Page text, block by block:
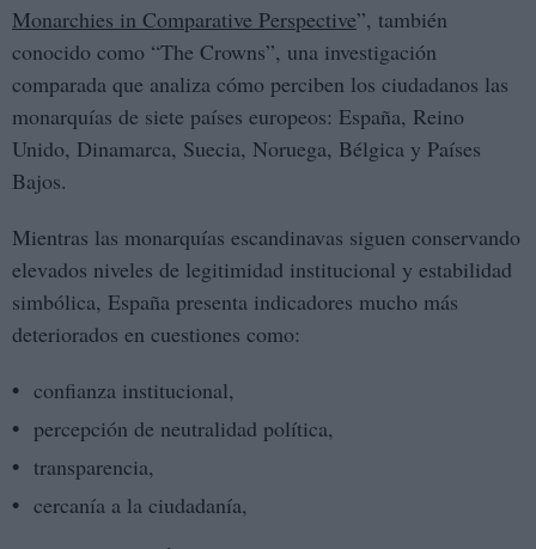
Monarchies in Comparative Perspective”, también
conocido como “The Crowns”, una investigación
comparada que analiza cómo perciben los ciudadanos las
monarquías de siete países europeos: España, Reino
Unido, Dinamarca, Suecia, Noruega, Bélgica y Países
Bajos.
Mientras las monarquías escandinavas siguen conservando
elevados niveles de legitimidad institucional y estabilidad
simbólica, España presenta indicadores mucho más
deteriorados en cuestiones como:
confianza institucional,
percepción de neutralidad política,
transparencia,
cercanía a la ciudadanía,